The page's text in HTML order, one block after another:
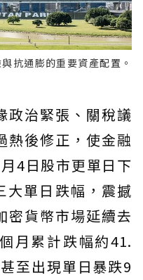
抗通膨的重要資產配置。
政治緊張、關稅議
熱後修正，使金融
4日股市更單日下
大單日跌幅，震撼
密貨幣市場延續去
月累計跌幅約41.
至出現單日暴跌9